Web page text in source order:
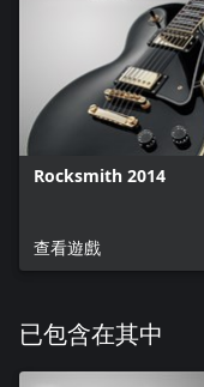
Rocksmith 2014
查看遊戲
已包含在其中